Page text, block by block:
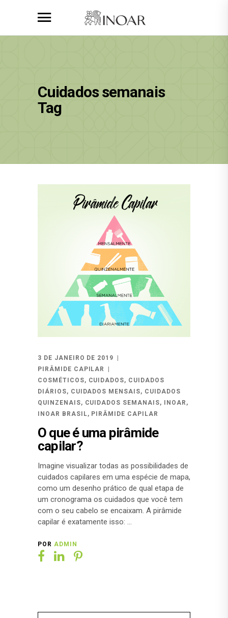
Cuidados semanais
Tag
3 DE JANEIRO DE 2019
PIRÂMIDE CAPILAR
COSMÉTICOS, CUIDADOS, CUIDADOS
DIÁRIOS, CUIDADOS MENSAIS, CUIDADOS
QUINZENAIS, CUIDADOS SEMANAIS, INOAR ,
INOAR BRASIL, PIRÂMIDE CAPILAR
O que é uma pirâmide
capilar?
Imagine visualizar todas as possibilidades de
cuidados capilares em uma espécie de mapa,
como um desenho prático de qual etapa de
um cronograma os cuidados que você tem
com o seu cabelo se encaixam. A pirâmide
capilar é exatamente isso:
POR ADMIN